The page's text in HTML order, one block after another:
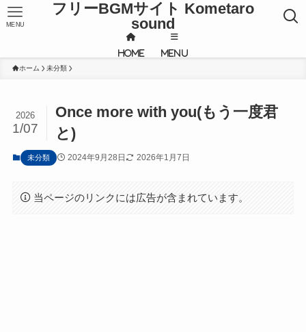
フリーBGMサイト Kometaro
sound
MENU
HOME MENU
ホーム 未分類
Once more with you(もう一度君
と)
2026
1/07
未分類 2024年9月28日 2026年1月7日
当ページのリンクには広告が含まれています。